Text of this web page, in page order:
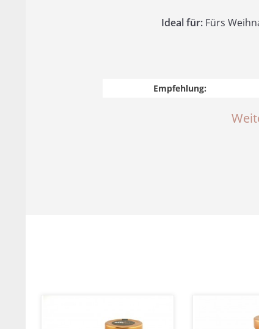
Ideal für: Fürs
Empfehlung: